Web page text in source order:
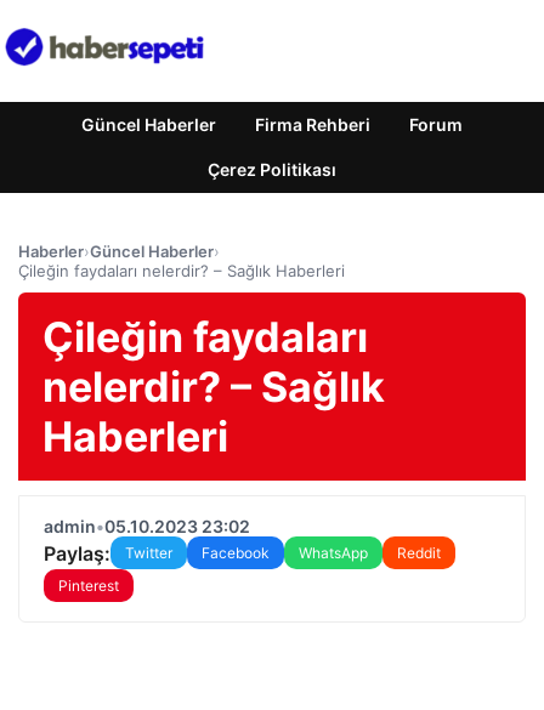
Güncel Haberler Firma Rehberi Forum
Çerez Politikası
Haberler›Güncel Haberler›
Çileğin faydaları nelerdir? – Sağlık Haberleri
Çileğin faydaları
nelerdir? – Sağlık
Haberleri
admin•05.10.2023 23:02
Paylaş: Twitter Facebook WhatsApp
Reddit
Pinterest